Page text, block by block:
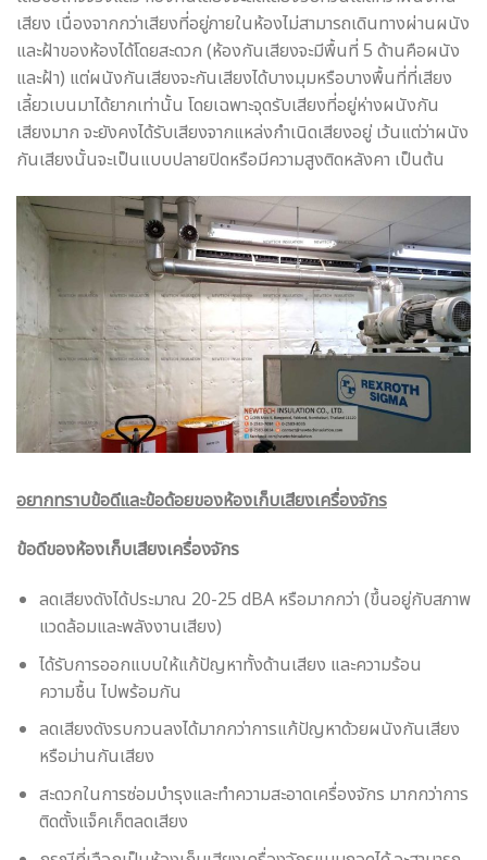
เสียง เนื่องจากกว่าเสียงที่อยู่ภายในห้องไม่สามารถเดินทางผ่านผนัง
และฝ้าของห้องได้โดยสะดวก (ห้องกันเสียงจะมีพื้นที่ 5 ด้านคือผนัง
และฝ้า) แต่ผนังกันเสียงจะกันเสียงได้บางมุมหรือบางพื้นที่ที่เสียง
เลี้ยวเบนมาได้ยากเท่านั้น โดยเฉพาะจุดรับเสียงที่อยู่ห่างผนังกัน
เสียงมาก จะยังคงได้รับเสียงจากแหล่งกำเนิดเสียงอยู่ เว้นแต่ว่าผนัง
กันเสียงนั้นจะเป็นแบบปลายปิดหรือมีความสูงติดหลังคา เป็นต้น
อยากทราบข้อดีและข้อด้อยของห้องเก็บเสียงเครื่องจักร
ข้อดีของห้องเก็บเสียงเครื่องจักร
ลดเสียงดังได้ประมาณ 20-25 dBA หรือมากกว่า (ขึ้นอยู่กับสภาพ
แวดล้อมและพลังงานเสียง)
ได้รับการออกแบบให้แก้ปัญหาทั้งด้านเสียง และความร้อน
ความชื้น ไปพร้อมกัน
ลดเสียงดังรบกวนลงได้มากกว่าการแก้ปัญหาด้วยผนังกันเสียง
หรือม่านกันเสียง
สะดวกในการซ่อมบำรุงและทำความสะอาดเครื่องจักร มากกว่าการ
ติดตั้งแจ็คเก็ตลดเสียง